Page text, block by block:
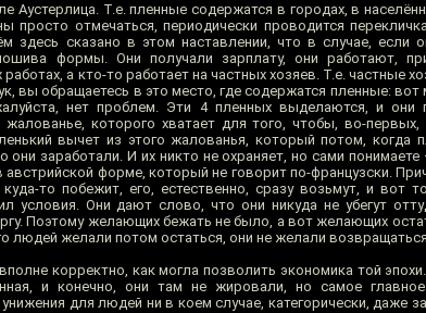
Аустерлица. Т.е. пленные содержатся в городах, в
просто отмечаться, периодически проводится
здесь сказано в этом наставлении, что в случае, если
формы. Они получали зарплату, они работают,
а кто-то работает на частных хозяев. Т.е. частные
вы обращаетесь в это место, где содержатся пленные:
нет проблем. Эти 4 пленных выделаются, и они
жалованье, которого хватает для того, чтобы, во-
вычет из этого жалованья, который потом, когда
они заработали. И их никто не охраняет, но сами
форме, который не говорит по-французски.
то побежит, его, естественно, сразу возьмут, и вот
условия. Они дают слово, что они никуда не убегут
Поэтому желающих бежать не было, а вот желающих
людей желали потом остаться, они не желали
корректно, как могла позволить экономика той
и конечно, они там не жировали, но самое
для людей ни в коем случае, категорически, даже